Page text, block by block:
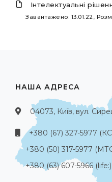
Інтелектуальні
Завантажено: 13.01.22,
НАША АДРЕСА
04073, Київ, вул.
+380 (67) 327-5977
+380 (50) 317-5977
+380 (63) 607-5966 (life:)